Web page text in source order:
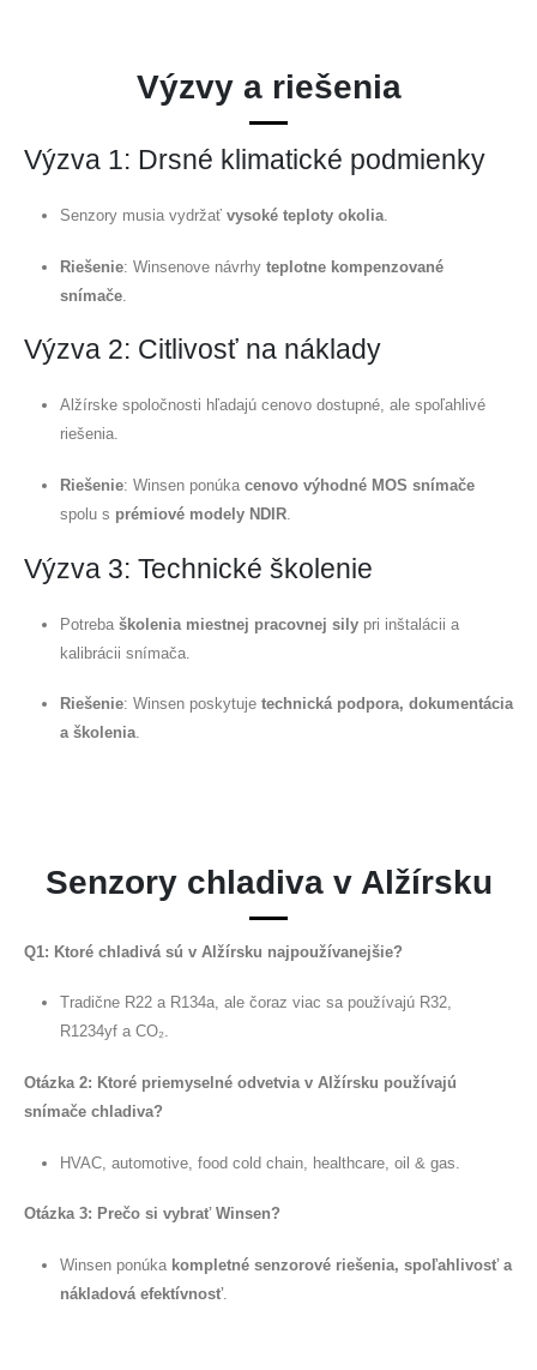
Výzvy a riešenia
Výzva 1: Drsné klimatické podmienky
Senzory musia vydržať vysoké teploty okolia.
Riešenie: Winsenove návrhy teplotne kompenzované
snímače.
Výzva 2: Citlivosť na náklady
Alžírske spoločnosti hľadajú cenovo dostupné, ale spoľahlivé
riešenia.
Riešenie: Winsen ponúka cenovo výhodné MOS snímače
spolu s prémiové modely NDIR.
Výzva 3: Technické školenie
Potreba školenia miestnej pracovnej silypri inštalácii a
kalibrácii snímača.
Riešenie: Winsen poskytuje technická podpora, dokumentácia
a školenia.
Senzory chladiva v Alžírsku
Q1: Ktoré chladivá sú v Alžírsku najpoužívanejšie?
Tradične R22 a R134a, ale čoraz viac sa používajú R32,
R1234yf a CO₂.
Otázka 2: Ktoré priemyselné odvetvia v Alžírsku používajú
snímače chladiva?
HVAC, automotive, food cold chain, healthcare, oil & gas.
Otázka 3: Prečo si vybrať Winsen?
Winsen ponúka kompletné senzorové riešenia, spoľahlivosť a
nákladová efektívnosť.
8618595618735
Horúce výrobky
R454B senzor
R410 senzor
Naše riešenie
Detekcia úniku chladiva pre systémy
HVAC
Monitorovanie priemyselného
Viac
Sledujte nás
Winsen. © 2026. Všetky práva vyhradené
Zásady ochrany osobných údajov